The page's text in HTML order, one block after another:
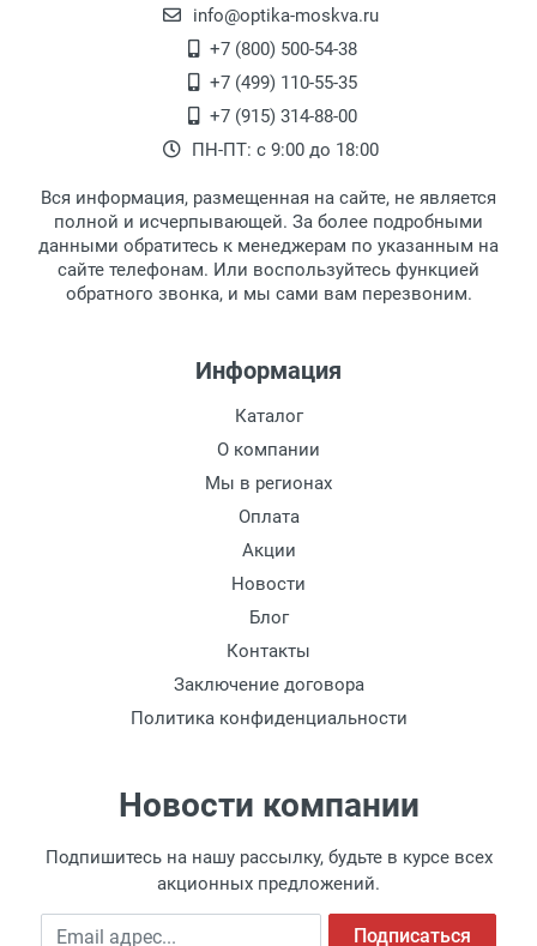
Оплата товара производится
наличными непосредственно на пункте
выдачи товара.
Перечисление средств на расчетный счет.
офисе по адресу: г. Москва,
Переведеновский переулок 17, корпус 1,
второй этаж, тел. +7 (499) 110-55-35.
После того, как заказ поступает в пункт
выдачи, наш менеджер связывается с
клиентом и оповещает о поступлении
товара.
Для получения товара при себе
обязательно иметь паспорт.
Заказ необходимо забрать в течение 3
рабочих дней с момента поступления на
дополнительных расходов за хранение
Доставляем товар по Москве компанией
Сдэк до ближайшего к вам пункта
Доставка транспортными компаниями по
преимущественно по России.
Мы сотрудничаем с различными
легко и быстро подберем для Вас самый
Доставка товара по регионам России от 1
Доставка до транспортной компании
info@optika-moskva.ru
+7 (800) 500-54-38
+7 (499) 110-55-35
+7 (915) 314-88-00
ПН-ПТ: с 9:00 до 18:00
Вся информация, размещенная на сайте, не является
полной и исчерпывающей. За более подробными
данными обратитесь к менеджерам по указанным на
сайте телефонам. Или воспользуйтесь функцией
обратного звонка, и мы сами вам перезвоним.
Информация
Каталог
О компании
Мы в регионах
Оплата
Акции
Новости
Блог
Контакты
Заключение договора
Политика конфиденциальности
Новости компании
Подпишитесь на нашу рассылку, будьте в курсе всех
акционных предложений.
Email адрес Подписаться